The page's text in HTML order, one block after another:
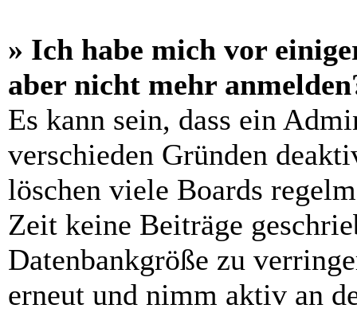
» Ich habe mich vor
aber nicht mehr
Es kann sein, dass ein
verschieden Gründen
löschen viele Boards
Zeit keine Beiträge
Datenbankgröße zu
erneut und nimm aktiv an